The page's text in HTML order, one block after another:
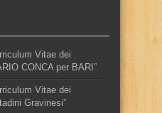
Vitae dei
CONCA per BARI”
Vitae dei
Gravinesi”